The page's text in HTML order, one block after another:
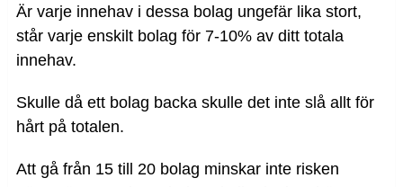
Är varje innehav i dessa bolag ungefär lika stort,
står varje enskilt bolag för 7-10% av ditt totala
innehav.
Skulle då ett bolag backa skulle det inte slå allt för
hårt på totalen.
Att gå från 15 till 20 bolag minskar inte risken